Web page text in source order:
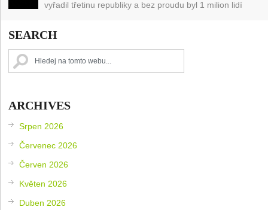
vyřadil třetinu republiky a bez proudu byl 1 milion lidí
SEARCH
ARCHIVES
Srpen 2026
Červenec 2026
Červen 2026
Květen 2026
Duben 2026